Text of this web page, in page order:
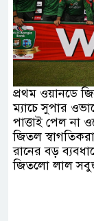
স্থিতিশীল
নিচে গাঁজার ড্রাম,
বাজেট
উঠান বৈঠক
প্রথম ওয়ানডে
ম্যাচে সুপার
পাত্তাই পেল না
জিতল
রানের বড়
জিতলো লাল